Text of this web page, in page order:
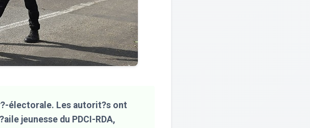
électorale. Les autorit?s ont
jeunesse du PDCI-RDA,